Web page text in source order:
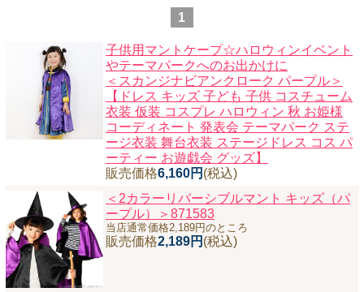
1
子供用マントケープ☆ハロウィンイベント
やテーマパークへのお出かけに
＜スカンジナビアンクローク パープル＞
【ドレス キッズ 子ども 子供 コスチューム
衣装 仮装 コスプレ ハロウィン 秋 お姫様
コーディネート 発表会 テーマパーク ステ
ージ衣装 舞台衣装 ステージドレス コス パ
ーティー お遊戯会 グッズ】
販売価格6,160円 (税込)
＜2カラーリバーシブルマント キッズ（パ
ープル）＞871583
当店通常価格2,189円のところ
販売価格2,189円 (税込)
会社概要
返品・交換
サイズの測り方
よくあるご質問
レビューを見る
ブログ
ニュースレター購読
マイページログイン
お問い合わせ